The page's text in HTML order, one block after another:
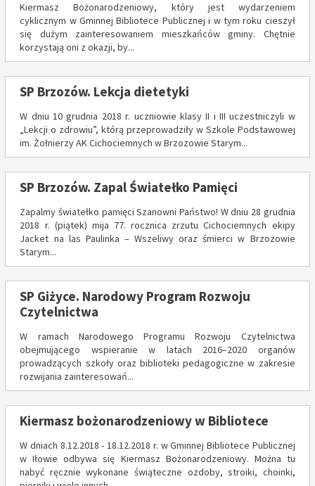
Kiermasz Bożonarodzeniowy, który jest wydarzeniem
cyklicznym w Gminnej Bibliotece Publicznej i w tym roku cieszył
się dużym zainteresowaniem mieszkańców gminy. Chętnie
korzystają oni z okazji, by...
SP Brzozów. Lekcja dietetyki
W dniu 10 grudnia 2018 r. uczniowie klasy II i III uczestniczyli w
„Lekcji o zdrowiu”, którą przeprowadziły w Szkole Podstawowej
im. Żołnierzy AK Cichociemnych w Brzozowie Starym...
SP Brzozów. Zapal Światełko Pamięci
Zapalmy światełko pamięci Szanowni Państwo! W dniu 28 grudnia
2018 r. (piątek) mija 77. rocznica zrzutu Cichociemnych ekipy
Jacket na las Paulinka – Wszeliwy oraz śmierci w Brzozowie
Starym...
SP Giżyce. Narodowy Program Rozwoju
Czytelnictwa
W ramach Narodowego Programu Rozwoju Czytelnictwa
obejmującego wspieranie w latach 2016–2020 organów
prowadzących szkoły oraz biblioteki pedagogiczne w zakresie
rozwijania zainteresowań...
Kiermasz bożonarodzeniowy w Bibliotece
W dniach 8.12.2018 - 18.12.2018 r. w Gminnej Bibliotece Publicznej
w Iłowie odbywa się Kiermasz Bożonarodzeniowy. Można tu
nabyć ręcznie wykonane świąteczne ozdoby, stroiki, choinki,